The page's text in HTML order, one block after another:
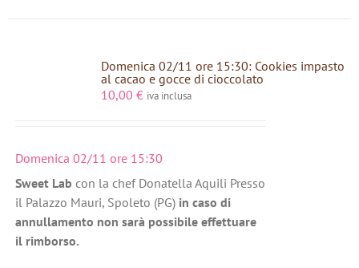
Domenica 02/11 ore 15:30: Cookies impasto
al cacao e gocce di cioccolato
10,00 € iva inclusa
Domenica 02/11 ore 15:30
Sweet Lab con la chef Donatella Aquili Presso
il Palazzo Mauri, Spoleto (PG) in caso di
annullamento non sarà possibile effettuare
il rimborso.